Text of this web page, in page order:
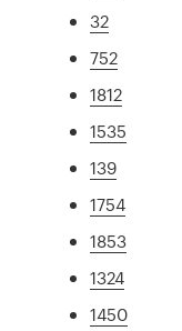
32
752
1812
1535
139
1754
1853
1324
1450